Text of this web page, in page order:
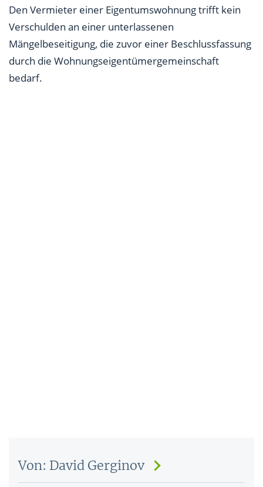
Den Vermieter einer Eigentumswohnung trifft kein
Verschulden an einer unterlassenen
Mängelbeseitigung, die zuvor einer Beschlussfassung
durch die Wohnungseigentümergemeinschaft
bedarf.
Von: David Gerginov